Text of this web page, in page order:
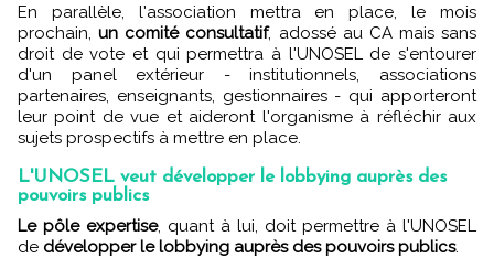
En parallèle, l'association mettra en place, le mois
prochain,un comité consultatif, adossé au CA mais sans
droit de vote et qui permettra à l'UNOSEL de s'entourer
d'un panel extérieur - institutionnels, associations
partenaires, enseignants, gestionnaires - qui apporteront
leur point de vue et aideront l'organisme à réfléchir aux
sujets prospectifs à mettre en place.
L'UNOSEL veut développer le lobbying auprès des
pouvoirs publics
Le pôle expertise, quant à lui, doit permettre à l'UNOSEL
de développer le lobbying auprès des pouvoirs publics.